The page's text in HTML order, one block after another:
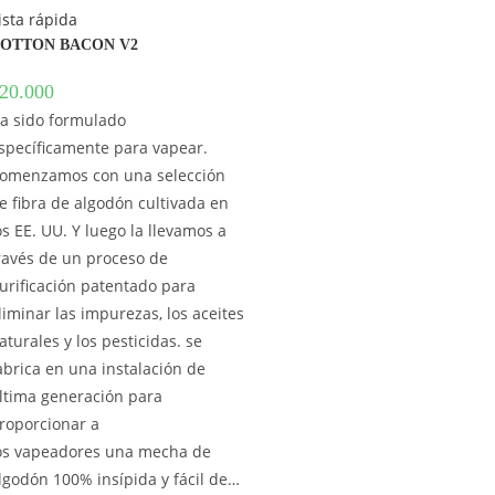
rápida
BACON V2
20.000
sido formulado
para vapear.
con una selección
fibra de algodón cultivada en
EE. UU. Y luego la llevamos a
de un proceso de
patentado para
las impurezas, los aceites
y los pesticidas. se
en una instalación de
generación para
a
vapeadores una mecha de
100% insípida y fácil de…